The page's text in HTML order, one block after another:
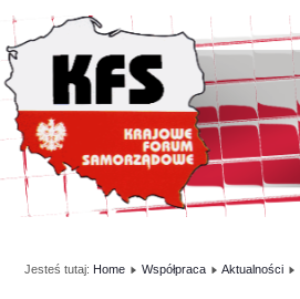
Jesteś tutaj: Home Współpraca Aktualności